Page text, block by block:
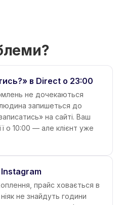
в Direct о 23:00
не дочекаються
людина запишеться до
на сайті. Ваш
о 10:00 — але клієнт уже
Instagram
прайс ховається в
ніяк не знайдуть години